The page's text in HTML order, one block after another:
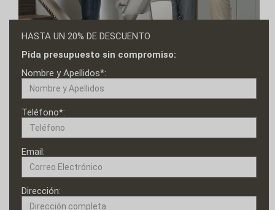
HASTA UN 20% DE DESCUENTO
Pida presupuesto sin compromiso:
Nombre y Apellidos*:
Teléfono*:
Email:
Dirección: